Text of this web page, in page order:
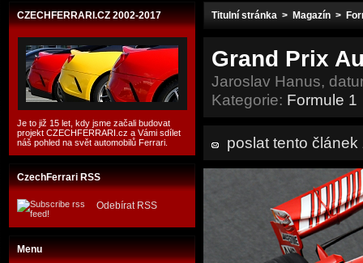
CZECHFERRARI.CZ 2002-2017
Je to již 15 let, kdy jsme začali budovat
projekt CZECHFERRARI.cz a Vámi sdílet
náš pohled na svět automobilů Ferrari.
CzechFerrari RSS
Odebírat RSS
Menu
Titulní stránka > Magazín >
Grand Prix
Jaroslav Hanus,
Kategorie: Formule 1
poslat tento